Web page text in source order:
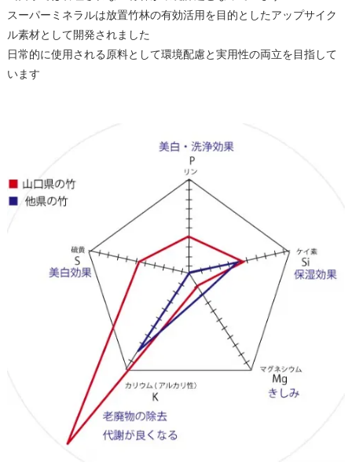
スーパーミネラルは放置竹林の有効活用を目的としたアップサイク
ル素材として開発されました
日常的に使用される原料として環境配慮と実用性の両立を目指して
います